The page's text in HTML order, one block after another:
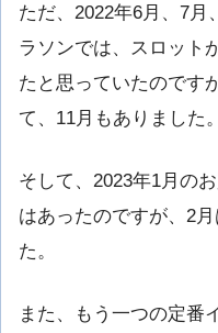
ただ、2022年6月、7月
ラソンでは、スロット
たと思っていたのです
て、11月もありました。
そして、2023年1月の
はあったのですが、2
た。
また、もう一つの定番